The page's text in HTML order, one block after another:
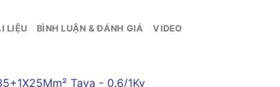
LIỆU BÌNH LUẬN & ĐÁNH GIÁ VIDEO